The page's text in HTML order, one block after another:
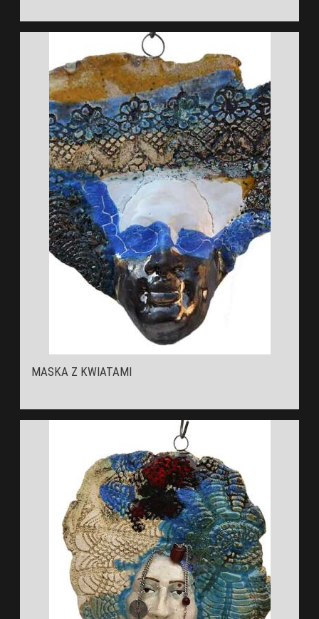
MASKA Z KWIATAMI